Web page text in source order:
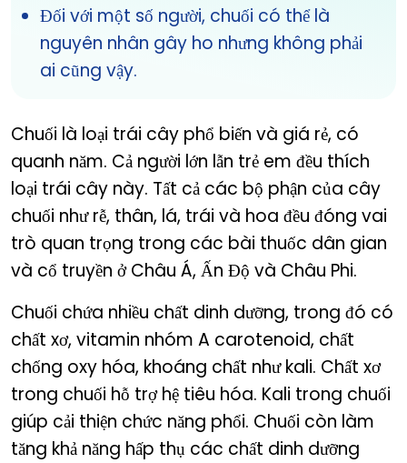
Đối với một số người, chuối có thể là
nguyên nhân gây ho nhưng không phải
ai cũng vậy.
Chuối là loại trái cây phổ biến và giá rẻ, có
quanh năm. Cả người lớn lẫn trẻ em đều thích
loại trái cây này. Tất cả các bộ phận của cây
chuối như rễ, thân, lá, trái và hoa đều đóng vai
trò quan trọng trong các bài thuốc dân gian
và cổ truyền ở Châu Á, Ấn Độ và Châu Phi.
Chuối chứa nhiều chất dinh dưỡng, trong đó có
chất xơ, vitamin nhóm A carotenoid, chất
chống oxy hóa, khoáng chất như kali. Chất xơ
trong chuối hỗ trợ hệ tiêu hóa. Kali trong chuối
giúp cải thiện chức năng phổi. Chuối còn làm
tăng khả năng hấp thụ các chất dinh dưỡng